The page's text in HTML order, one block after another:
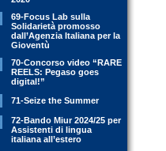
69-Focus Lab sulla
Solidarietà promosso
dall’Agenzia Italiana per la
Gioventù
70-Concorso video “RARE
REELS: Pegaso goes
digital!”
71-Seize the Summer
72-Bando Miur 2024/25 per
Assistenti di lingua
italiana all’estero